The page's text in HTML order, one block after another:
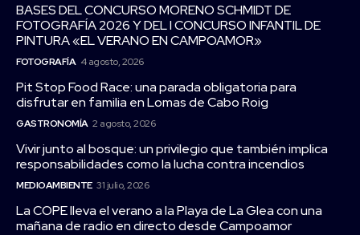
BASES DEL CONCURSO MORENO SCHMIDT DE
FOTOGRAFÍA 2026 Y DEL I CONCURSO INFANTIL DE
PINTURA «EL VERANO EN CAMPOAMOR»
FOTOGRAFÍA 4 agosto, 2026
Pit Stop Food Race: una parada obligatoria para
disfrutar en familia en Lomas de Cabo Roig
GASTRONOMÍA 2 agosto, 2026
Vivir junto al bosque: un privilegio que también implica
responsabilidades como la lucha contra incendios
MEDIOAMBIENTE 31 julio, 2026
La COPE lleva el verano a la Playa de La Glea con una
mañana de radio en directo desde Campoamor